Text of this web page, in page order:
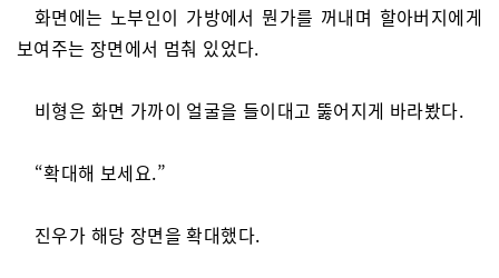
화면에는 노부인이 가방에서 뭔가를 꺼내며 할아버지에게
보여주는 장면에서 멈춰 있었다.
비형은 화면 가까이 얼굴을 들이대고 뚫어지게 바라봤다.
“확대해 보세요.”
진우가 해당 장면을 확대했다.